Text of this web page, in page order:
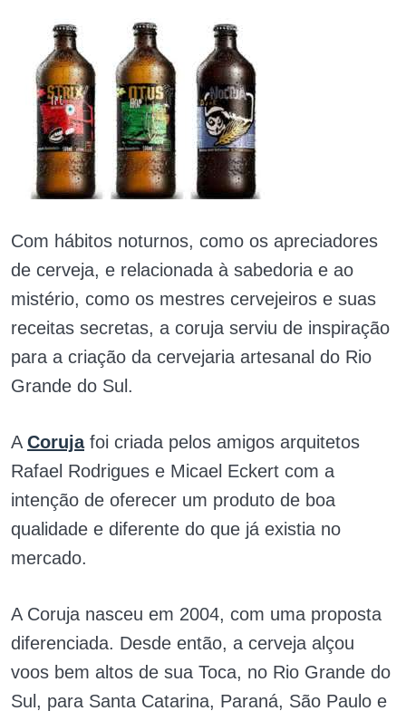
Com hábitos noturnos, como os apreciadores
de cerveja, e relacionada à sabedoria e ao
mistério, como os mestres cervejeiros e suas
receitas secretas, a coruja serviu de inspiração
para a criação da cervejaria artesanal do Rio
Grande do Sul.
A Corujafoi criada pelos amigos arquitetos
Rafael Rodrigues e Micael Eckert com a
intenção de oferecer um produto de boa
qualidade e diferente do que já existia no
mercado.
A Coruja nasceu em 2004, com uma proposta
diferenciada. Desde então, a cerveja alçou
voos bem altos de sua Toca, no Rio Grande do
Sul, para Santa Catarina, Paraná, São Paulo e